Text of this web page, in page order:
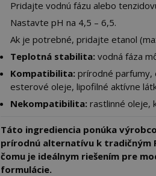
Pridajte vodnú fázu alebo
Nastavte pH na 4,5 – 6,5.
Ak je potrebné, pridajte etanol
Teplotná stabilita: vodná fáza
Kompatibilita: prírodné parfumy,
esterové oleje, lipofilné aktívne
Nekompatibilita: rastlinné oleje,
Táto ingrediencia ponúka
prírodnú alternatívu k tradičným
čomu je ideálnym riešením pre
formulácie.